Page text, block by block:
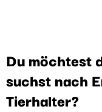
Du möchtest
suchst nach
Tierhalter?